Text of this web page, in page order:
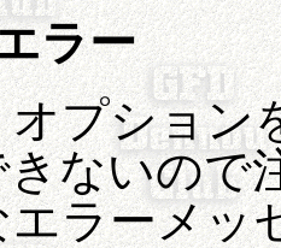
ラー
プション
ないので
ラーメッ